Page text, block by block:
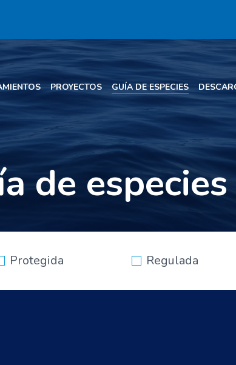
PROYECTOS GUÍA DE ESPECIES
de especies
Protegida Regulada